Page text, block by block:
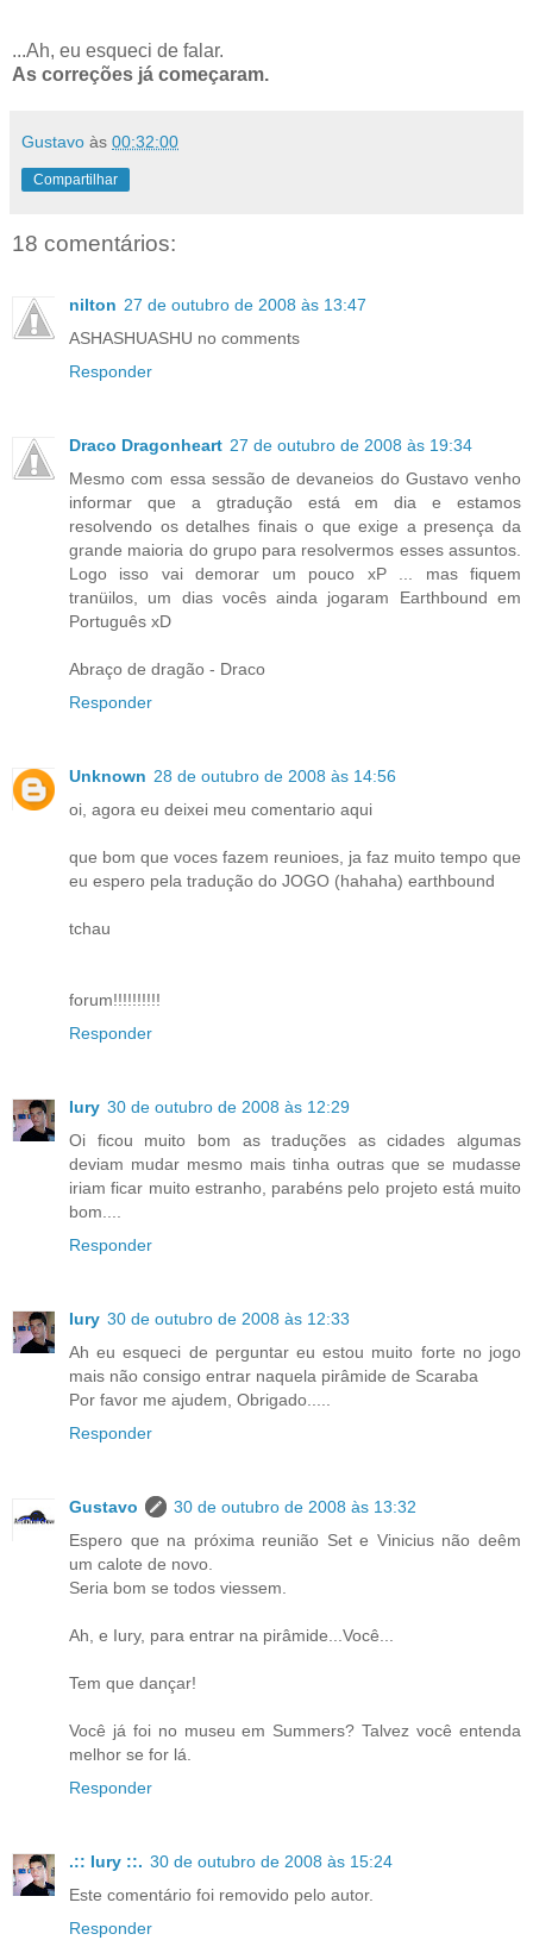
...Ah, eu esqueci de falar.
As correções já começaram.
Gustavo às 00:32:00
Compartilhar
18 comentários:
nilton 27 de outubro de 2008 às 13:47
ASHASHUASHU no comments
Responder
Draco Dragonheart 27 de outubro de 2008 às 19:34
Mesmo com essa sessão de devaneios do Gustavo venho
informar que a gtradução está em dia e estamos
resolvendo os detalhes finais o que exige a presença da
grande maioria do grupo para resolvermos esses assuntos.
Logo isso vai demorar um pouco xP ... mas fiquem
tranüilos, um dias vocês ainda jogaram Earthbound em
Português xD
Abraço de dragão - Draco
Responder
Unknown 28 de outubro de 2008 às 14:56
oi, agora eu deixei meu comentario aqui
que bom que voces fazem reunioes, ja faz muito tempo que
eu espero pela tradução do JOGO (hahaha) earthbound
tchau
forum!!!!!!!!!!
Responder
Iury 30 de outubro de 2008 às 12:29
Oi ficou muito bom as traduções as cidades algumas
deviam mudar mesmo mais tinha outras que se mudasse
iriam ficar muito estranho, parabéns pelo projeto está muito
bom....
Responder
Iury 30 de outubro de 2008 às 12:33
Ah eu esqueci de perguntar eu estou muito forte no jogo
mais não consigo entrar naquela pirâmide de Scaraba
Por favor me ajudem, Obrigado.....
Responder
Gustavo
30 de outubro de 2008 às 13:32
Espero que na próxima reunião Set e Vinicius não deêm
um calote de novo.
Seria bom se todos viessem.
Ah, e Iury, para entrar na pirâmide...Você...
Tem que dançar!
Você já foi no museu em Summers? Talvez você entenda
melhor se for lá.
Responder
.:: Iury ::. 30 de outubro de 2008 às 15:24
Este comentário foi removido pelo autor.
Responder